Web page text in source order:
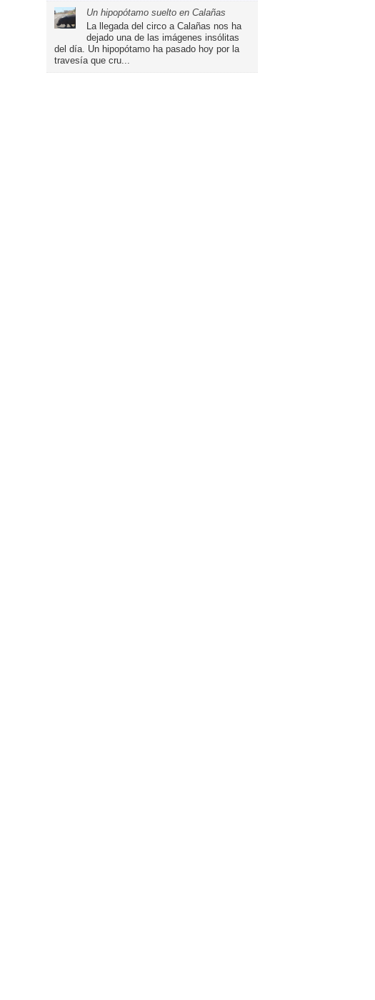
Un hipopótamo suelto en Calañas
La llegada del circo a Calañas nos ha
dejado una de las imágenes insólitas
del día. Un hipopótamo ha pasado hoy por la
travesía que cru...